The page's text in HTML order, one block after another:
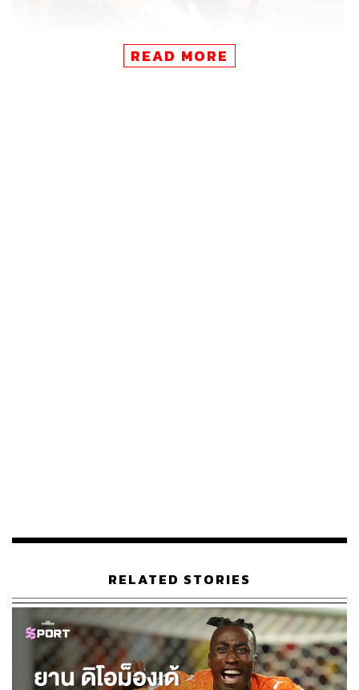
READ MORE
RELATED STORIES